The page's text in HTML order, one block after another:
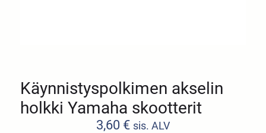
Käynnistyspolkimen akselin
holkki Yamaha skootterit
3,60 € sis. ALV